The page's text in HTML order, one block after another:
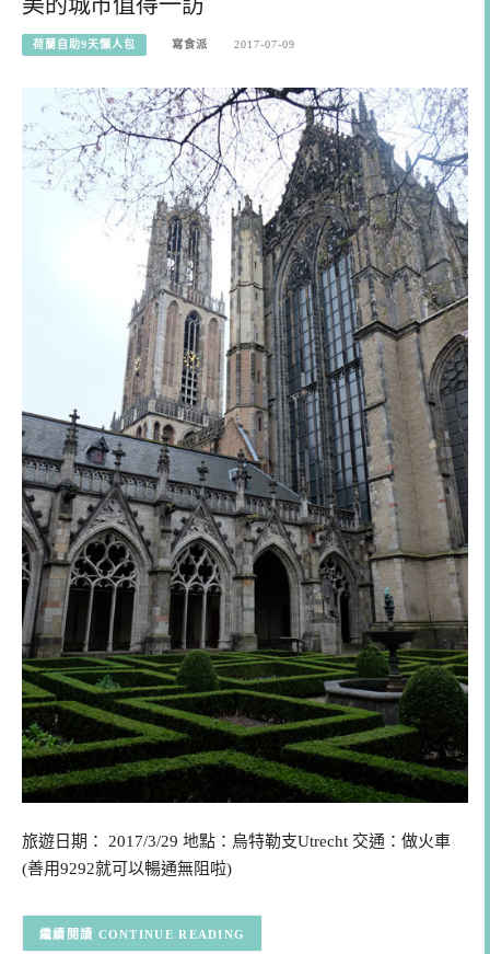
荷蘭自助9天懶人包 寫食派 2017-07-09
旅遊日期： 2017/3/29 地點：烏特勒支Utrecht 交通：做火車
(善用9292就可以暢通無阻啦)
CONTINUE READING